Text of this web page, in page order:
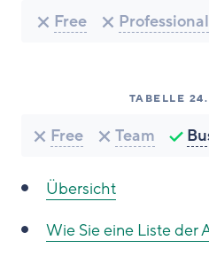
Free Professional
TABELLE 24.
Free Team
Übersicht
Wie Sieeine Liste der